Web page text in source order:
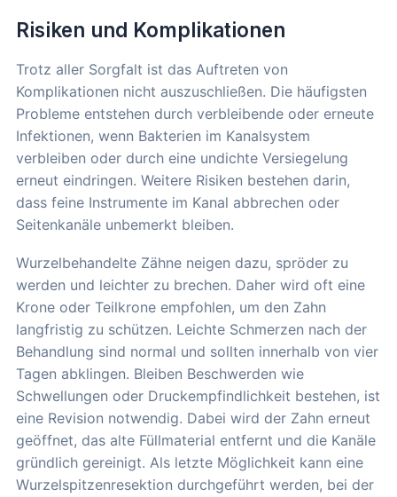
Risiken und Komplikationen
Trotz aller Sorgfalt ist das Auftreten von
Komplikationen nicht auszuschließen. Die häufigsten
Probleme entstehen durch verbleibende oder erneute
Infektionen, wenn Bakterien im Kanalsystem
verbleiben oder durch eine undichte Versiegelung
erneut eindringen. Weitere Risiken bestehen darin,
dass feine Instrumente im Kanal abbrechen oder
Seitenkanäle unbemerkt bleiben.
Wurzelbehandelte Zähne neigen dazu, spröder zu
werden und leichter zu brechen. Daher wird oft eine
Krone oder Teilkrone empfohlen, um den Zahn
langfristig zu schützen. Leichte Schmerzen nach der
Behandlung sind normal und sollten innerhalb von vier
Tagen abklingen. Bleiben Beschwerden wie
Schwellungen oder Druckempfindlichkeit bestehen, ist
eine Revision notwendig. Dabei wird der Zahn erneut
geöffnet, das alte Füllmaterial entfernt und die Kanäle
gründlich gereinigt. Als letzte Möglichkeit kann eine
Wurzelspitzenresektion durchgeführt werden, bei der